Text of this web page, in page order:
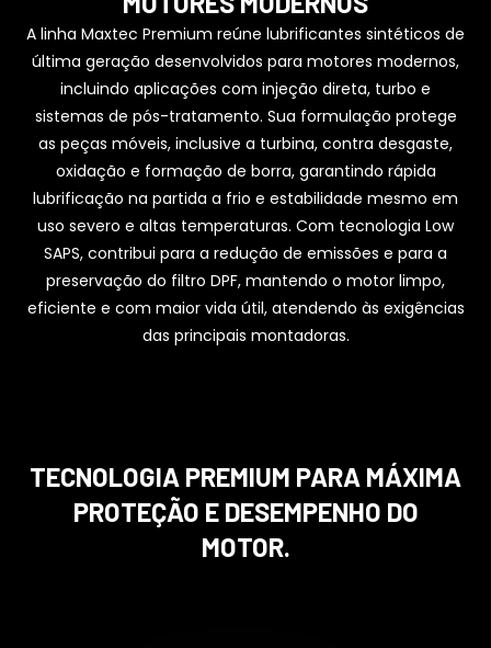
A linha Maxtec Premium reúne lubrificantes sintéticos de
última geração desenvolvidos para motores modernos,
incluindo aplicações com injeção direta, turbo e
sistemas de pós-tratamento. Sua formulação protege
as peças móveis, inclusive a turbina, contra desgaste,
oxidação e formação de borra, garantindo rápida
lubrificação na partida a frio e estabilidade mesmo em
uso severo e altas temperaturas. Com tecnologia Low
SAPS, contribui para a redução de emissões e para a
preservação do filtro DPF, mantendo o motor limpo,
eficiente e com maior vida útil, atendendo às exigências
das principais montadoras.
TECNOLOGIA PREMIUM PARA MÁXIMA
PROTEÇÃO E DESEMPENHO DO
MOTOR.